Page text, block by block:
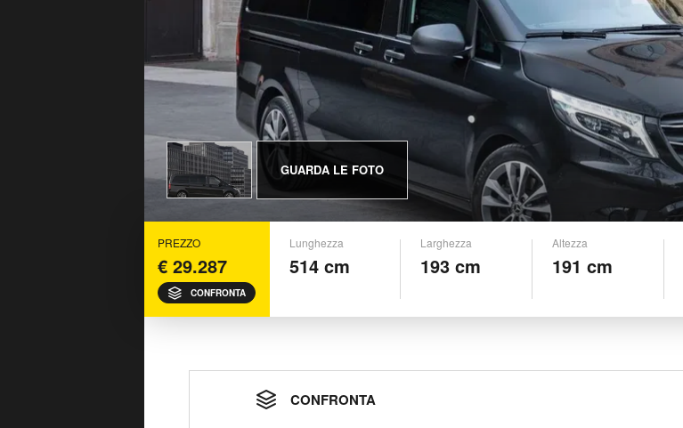
GUARDA LE FOTO
PREZZO
€ 29.287
CONFRONTA
Lunghezza
514 cm
Larghezza
193 cm
Altezza
191 cm
CONFRONTA